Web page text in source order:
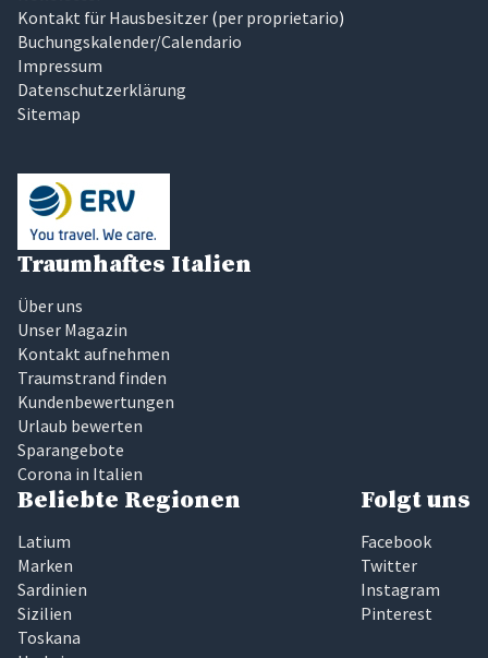
Kontakt für Hausbesitzer (per proprietario)
Buchungskalender/Calendario
Impressum
Datenschutzerklärung
Sitemap
Traumhaftes Italien
Über uns
Unser Magazin
Kontakt aufnehmen
Traumstrand finden
Kundenbewertungen
Urlaub bewerten
Sparangebote
Corona in Italien
Beliebte Regionen
Latium
Marken
Sardinien
Sizilien
Toskana
Folgt uns
Facebook
Twitter
Instagram
Pinterest